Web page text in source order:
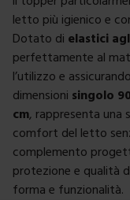
letto più igienico e
Dotato di elastici
perfettamente al
l’utilizzo e
dimensioni singolo
cm, rappresenta una
comfort del letto
complemento
protezione e qualità
forma e funzionalità.